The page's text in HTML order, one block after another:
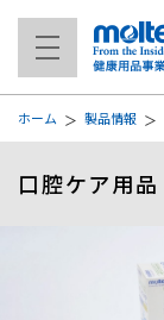
ホーム 製品情報
口腔ケア用品